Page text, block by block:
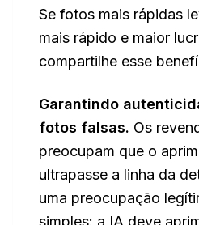
Se fotos mais rápidas
mais rápido e maior
compartilhe esse
Garantindo
fotos falsas. Os
preocupam que o
ultrapasse a linha da
uma preocupação
simples: a IA deve